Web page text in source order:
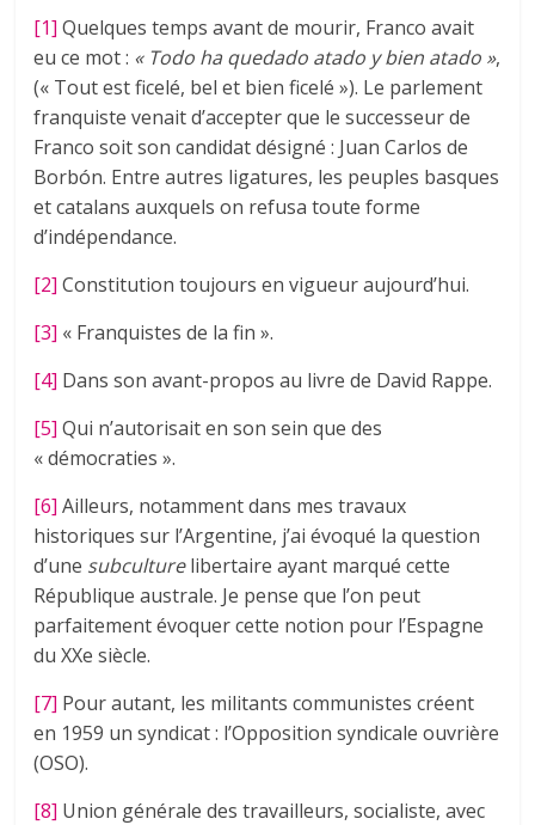
[1] Quelques temps avant de mourir, Franco avait
eu ce mot : « Todo ha quedado atado y bien atado »,
(« Tout est ficelé, bel et bien ficelé »). Le parlement
franquiste venait d’accepter que le successeur de
Franco soit son candidat désigné : Juan Carlos de
Borbón. Entre autres ligatures, les peuples basques
et catalans auxquels on refusa toute forme
d’indépendance.
[2] Constitution toujours en vigueur aujourd’hui.
[3] « Franquistes de la fin ».
[4] Dans son avant-propos au livre de David Rappe.
[5] Qui n’autorisait en son sein que des
« démocraties ».
[6] Ailleurs, notamment dans mes travaux
historiques sur l’Argentine, j’ai évoqué la question
d’une subculturelibertaire ayant marqué cette
République australe. Je pense que l’on peut
parfaitement évoquer cette notion pour l’Espagne
du XXe siècle.
[7] Pour autant, les militants communistes créent
en 1959 un syndicat : l’Opposition syndicale ouvrière
(OSO).
[8] Union générale des travailleurs, socialiste, avec